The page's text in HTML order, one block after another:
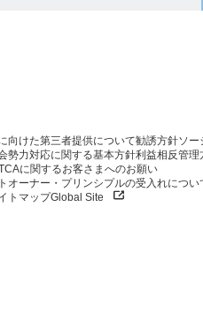
向けた第三者提供について勧誘方針ソー
勢力対応に関する基本方針利益相反管理
に関するお客さまへのお願い
オーナー・プリンシプルの受入れについ
トマップGlobal Site